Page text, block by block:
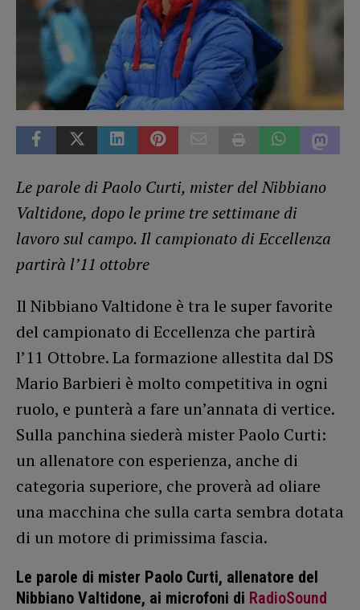
Le parole di Paolo Curti, mister del Nibbiano
Valtidone, dopo le prime tre settimane di
lavoro sul campo. Il campionato di Eccellenza
partirà l’11 ottobre
Il Nibbiano Valtidone è tra le super favorite
del campionato di Eccellenza che partirà
l’11 Ottobre. La formazione allestita dal DS
Mario Barbieri è molto competitiva in ogni
ruolo, e punterà a fare un’annata di vertice.
Sulla panchina siederà mister Paolo Curti:
un allenatore con esperienza, anche di
categoria superiore, che proverà ad oliare
una macchina che sulla carta sembra dotata
di un motore di primissima fascia.
Le parole di mister Paolo Curti, allenatore del
Nibbiano Valtidone, ai microfoni di RadioSound